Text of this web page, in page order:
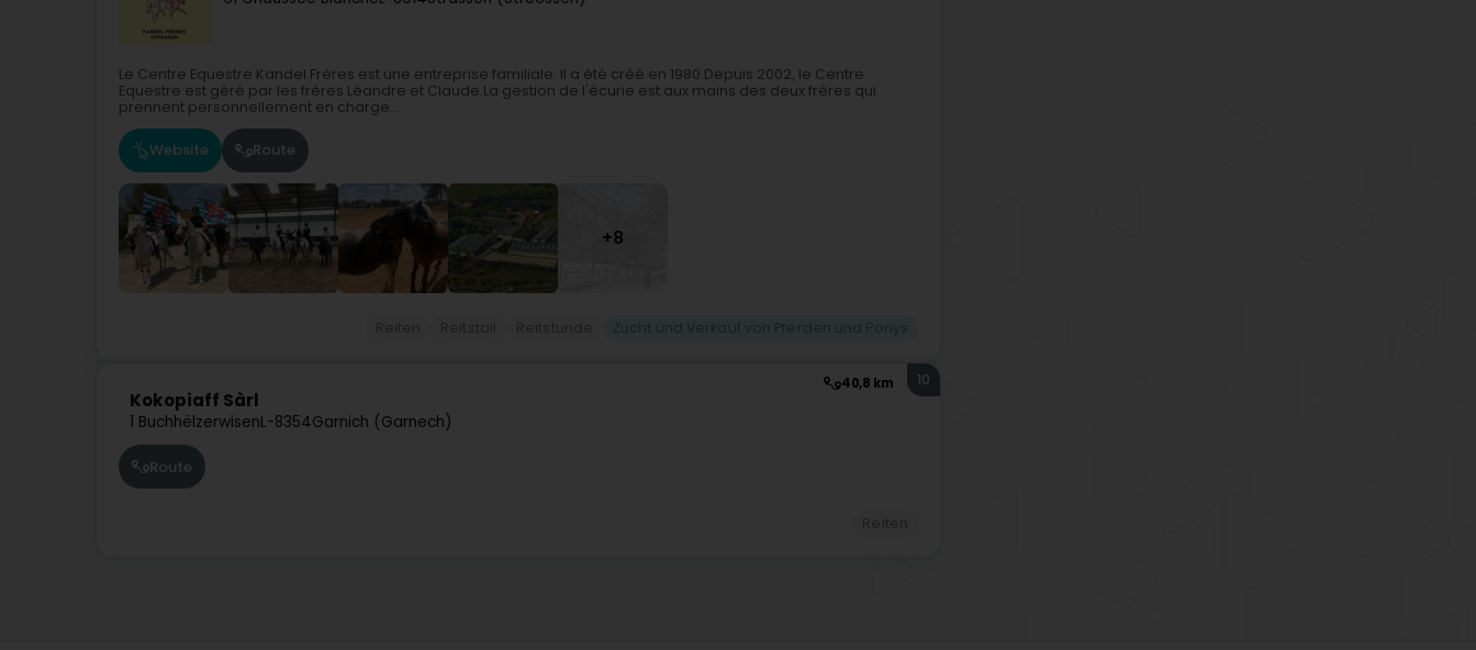
Le Centre Equestre Kandel Frères est une entreprise familiale. Il a été créé en 1980.Depuis 2002, le Centre
Equestre est géré par les frères Léandre et Claude.La gestion de l'écurie est aux mains des deux frères qui
prennent personnellement en charge...
Website Route
+8
40,8 km
Kokopiaff Sàrl
1 BuchhëlzerwisenL-8354Garnich (Garnech)
10
Route